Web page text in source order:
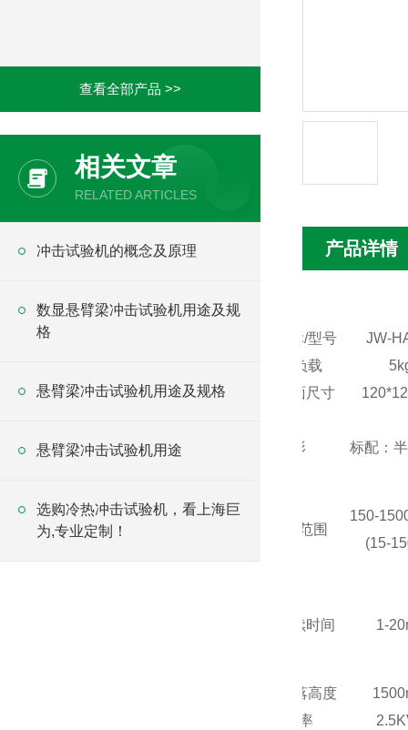
查看全部产品 >>
相关文章
RELATED ARTICLES
冲击试验机的概念及原理
数显悬臂梁冲击试验机用途及规
格
悬臂梁冲击试验机用途及规格
悬臂梁冲击试验机用途
选购冷热冲击试验机，看上海巨
为,专业定制！
产品详情
技术指标/型号 JW-
zui大负载
工作台面尺寸
波形 标配：
加速度范围
150-
(15-
脉冲持续时间 1-
zui大跌落高度
总功率